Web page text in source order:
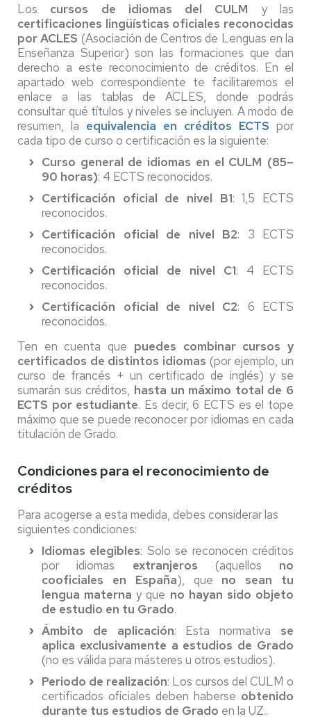
Los cursos de idiomas del CULM
y las
certificaciones lingüísticas oficiales reconocidas
por ACLES (Asociación de Centros de Lenguas en la
Enseñanza Superior) son las formaciones que dan
derecho a este reconocimiento de créditos. En el
apartado web correspondiente te facilitaremos el
enlace a las tablas de ACLES, donde podrás
consultar qué títulos y niveles se incluyen. A modo de
resumen, la equivalencia en créditos ECTS por
cada tipo de curso o certificación es la siguiente:
Curso general de idiomas en el CULM (85–
90 horas): 4 ECTS reconocidos.
Certificación oficial de nivel B1: 1,5 ECTS
reconocidos.
Certificación oficial de nivel B2: 3 ECTS
reconocidos.
Certificación oficial de nivel C1: 4 ECTS
reconocidos.
Certificación oficial de nivel C2: 6 ECTS
reconocidos.
Ten en cuenta que puedes combinar cursos y
certificados de distintos idiomas (por ejemplo, un
curso de francés + un certificado de inglés) y se
sumarán sus créditos, hasta un máximo total de 6
ECTS por estudiante. Es decir, 6 ECTS es el tope
máximo que se puede reconocer por idiomas en cada
titulación de Grado.
Condiciones para el reconocimiento de
créditos
Para acogerse a esta medida, debes considerar las
siguientes condiciones:
Idiomas elegibles: Solo se reconocen créditos
por idiomas extranjeros (aquellos no
cooficiales en España), que no sean tu
lengua materna y que no hayan sido objeto
de estudio en tu Grado.
Ámbito de aplicación: Esta normativa se
aplica exclusivamente a estudios de Grado
(no es válida para másteres u otros estudios).
Periodo de realización: Los cursos del CULM o
certificados oficiales deben haberse obtenido
durante tus estudios de Grado en la UZ..